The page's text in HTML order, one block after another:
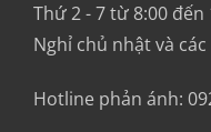
Thứ 2 - 7 từ 8:00 đến
Nghỉ chủ nhật và các
Hotline phản ánh: